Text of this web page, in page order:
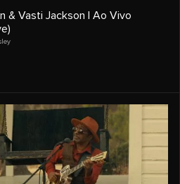
& Vasti Jackson | Ao Vivo